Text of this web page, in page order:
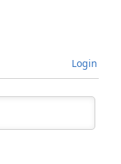
Login